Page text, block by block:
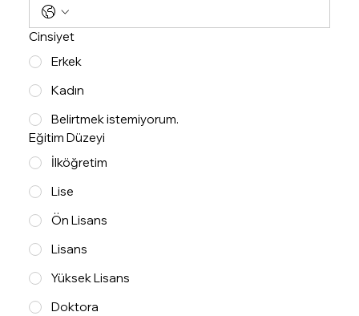
Cinsiyet
Erkek
Kadın
Belirtmek istemiyorum.
Eğitim Düzeyi
İlköğretim
Lise
Ön Lisans
Lisans
Yüksek Lisans
Doktora